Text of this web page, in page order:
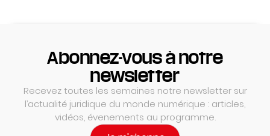
Abonnez-vous à notre
newsletter
Recevez toutes les semaines notre newsletter sur
l’actualité juridique du monde numérique : articles,
vidéos, évenements au programme.